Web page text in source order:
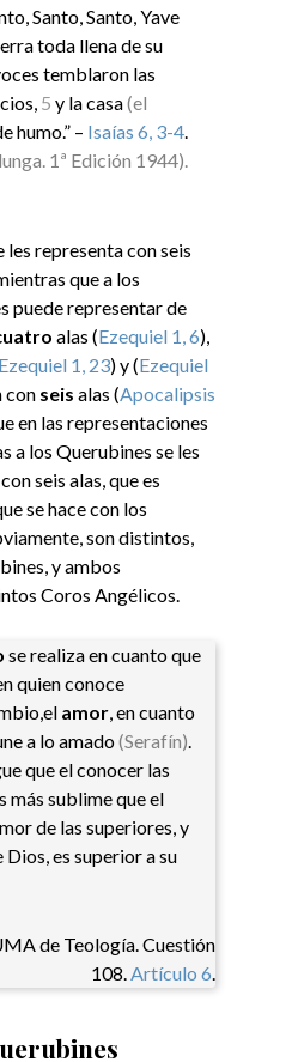
Santo, Santo, Yave
toda llena de su
temblaron las
5 y la casa(el
humo.” – Isaías 6, 3-4.
1ª Edición 1944).
les representa con seis
que a los
puede representar de
alas (Ezequiel 1, 6),
Ezequiel 1, 23) y (Ezequiel
con seis alas (Apocalipsis
en las representaciones
a los Querubines se les
seis alas, que es
se hace con los
son distintos,
y ambos
Coros Angélicos.
se realiza en cuanto que
quien conoce
amor, en cuanto
a lo amado(Serafín).
que el conocer las
más sublime que el
de las superiores, y
es superior a su
de Teología. Cuestión
108.Artículo 6.